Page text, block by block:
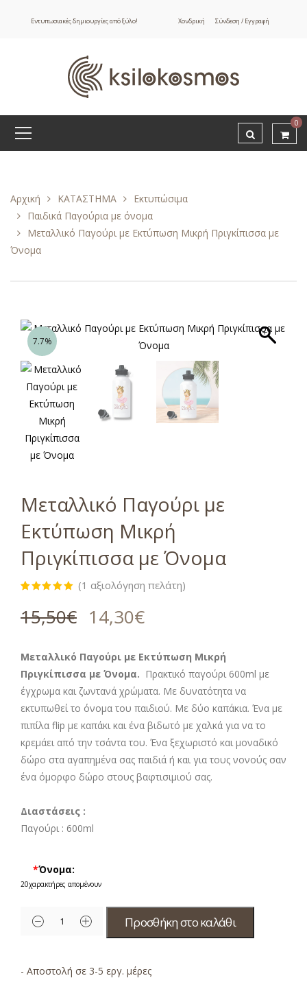
Εντυπωσιακές δημιουργίες από ξύλο! Χονδρική Σύνδεση / Εγγραφή
0
Αρχική ΚΑΤΑΣΤΗΜΑ
Εκτυπώσιμα
Παιδικά Παγούρια με όνομα
Μεταλλικό Παγούρι με Εκτύπωση Μικρή Πριγκίπισσα με
Όνομα
7.7%
Μεταλλικό Παγούρι με
Εκτύπωση Μικρή
Πριγκίπισσα με Όνομα
από 5 με
βάση
(1 αξιολόγηση πελάτη)
15,50€ 14,30€
Μεταλλικό Παγούρι με Εκτύπωση Μικρή
Πριγκίπισσα με Όνομα. Πρακτικό παγούρι 600ml με
έγχρωμα και ζωντανά χρώματα. Με δυνατότητα να
εκτυπωθεί το όνομα του παιδιού. Με δύο καπάκια. Ένα με
πιπίλα flip με καπάκι και ένα βιδωτό με χαλκά για να το
κρεμάει από την τσάντα του. Ένα ξεχωριστό και μοναδικό
δώρο στα αγαπημένα σας παιδιά ή και για τους νονούς σαν
ένα όμορφο δώρο στους βαφτισιμιού σας.
Διαστάσεις :
Παγούρι : 600ml
*Όνομα:
20χαρακτήρες απομένουν
Προσθήκη στο καλάθι
- Αποστολή σε 3-5 εργ. μέρες